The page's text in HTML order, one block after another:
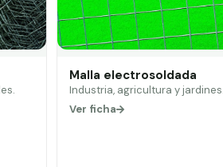
Malla electrosoldada
Industria, agricultura y jardines.
Ver ficha